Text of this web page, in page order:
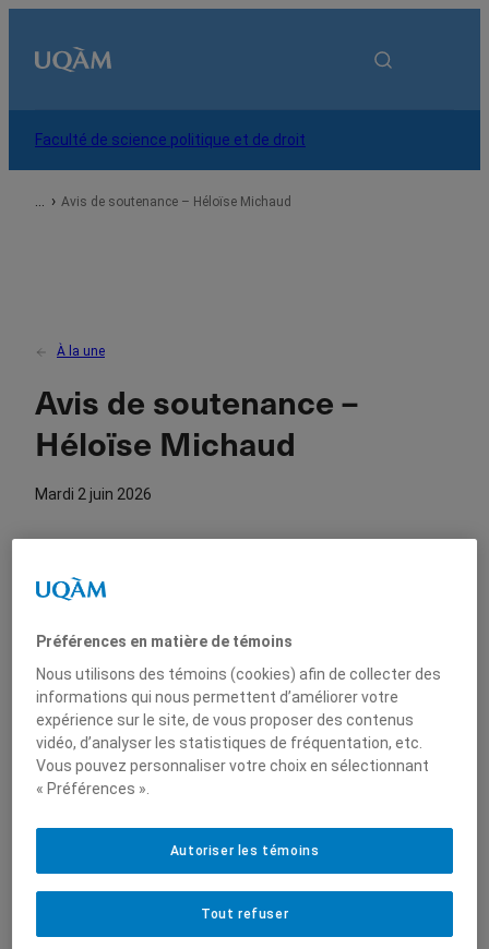
Accueil
À propos
Services
Nous joindre
Faculté de science politique et de droit
Avis de soutenance – Héloïse Michaud
À la une
Avis de soutenance –
Héloïse Michaud
mardi 2 juin 2026
Candidate, candidat
Héloïse Michaud
Programme
Doctorat en science politique
Défendre l’ordre établi : l’agentivité réactionnaire des femmes
Direction de recherche
Préférences en matière de témoins
Nous utilisons des témoins (cookies) afin de collecter des
informations qui nous permettent d’améliorer votre
expérience sur le site, de vous proposer des contenus
vidéo, d’analyser les statistiques de fréquentation, etc.
Vous pouvez personnaliser votre choix en sélectionnant
« Préférences ».
Tout refuser
Autoriser les témoins